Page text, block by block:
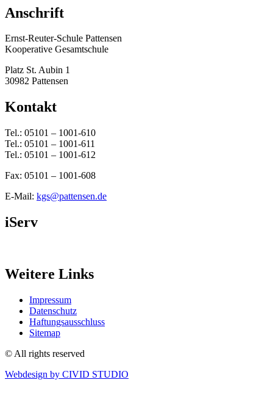
Anschrift
Ernst-Reuter-Schule Pattensen
Kooperative Gesamtschule
Platz St. Aubin 1
30982 Pattensen
Kontakt
Tel.: 05101 – 1001-610
Tel.: 05101 – 1001-611
Tel.: 05101 – 1001-612
Fax: 05101 – 1001-608
E-Mail: kgs@pattensen.de
iServ
Weitere Links
Impressum
Datenschutz
Haftungsausschluss
Sitemap
© All rights reserved
Webdesign by CIVID STUDIO